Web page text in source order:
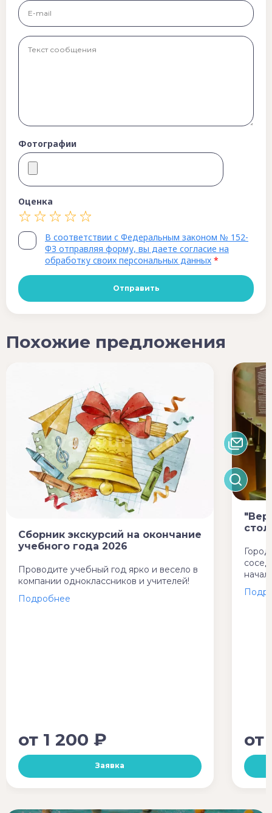
Фотографии
Оценка
В соответствии с Федеральным законом № 152-
ФЗ отправляя форму, вы даете согласие на
обработку своих персональных данных *
Похожие предложения
Сборник экскурсий на окончание
учебного года 2026
Проводите учебный год ярко и весело в
компании одноклассников и учителей!
от 1 200 ₽
Заявка
от